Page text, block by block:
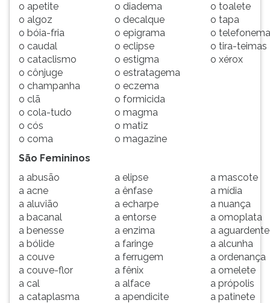
o apetite
o algoz
o bóia-fria
o caudal
o cataclismo
o cônjuge
o champanha
o clã
o cola-tudo
o cós
o coma
o diadema
o decalque
o epigrama
o eclipse
o estigma
o estratagema
o eczema
o formicida
o magma
o matiz
o magazine
o toalete
o tapa
o telefonema
o tira-teimas
o xérox
São Femininos
a abusão
a acne
a aluvião
a bacanal
a benesse
a bólide
a couve
a couve-flor
a cal
a cataplasma
a elipse
a ênfase
a echarpe
a entorse
a enzima
a faringe
a ferrugem
a fênix
a alface
a apendicite
a mascote
a mídia
a nuança
a omoplata
a aguardente
a alcunha
a ordenança
a omelete
a própolis
a patinete